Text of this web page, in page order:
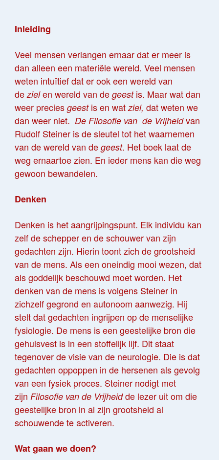
Inleiding
Veel mensen verlangen ernaar dat er meer is
dan alleen een materiële wereld. Veel mensen
weten intuïtief dat er ook een wereld van
de zielen wereld van de geestis. Maar wat dan
weer precies geestis en wat ziel, dat weten we
dan weer niet. De Filosofie van de Vrijheidvan
Rudolf Steiner is de sleutel tot het waarnemen
van de wereld van de geest. Het boek laat de
weg ernaartoe zien. En ieder mens kan die weg
gewoon bewandelen.
Denken
Denken is het aangrijpingspunt. Elk individu kan
zelf de schepper en de schouwer van zijn
gedachten zijn. Hierin toont zich de grootsheid
van de mens. Als een oneindig mooi wezen, dat
als goddelijk beschouwd moet worden. Het
denken van de mens is volgens Steiner in
zichzelf gegrond en autonoom aanwezig. Hij
stelt dat gedachten ingrijpen op de menselijke
fysiologie. De mens is een geestelijke bron die
gehuisvest is in een stoffelijk lijf. Dit staat
tegenover de visie van de neurologie. Die is dat
gedachten oppoppen in de hersenen als gevolg
van een fysiek proces. Steiner nodigt met
zijn Filosofie van de Vrijheidde lezer uit om die
geestelijke bron in al zijn grootsheid al
schouwende te activeren.
Wat gaan we doen?